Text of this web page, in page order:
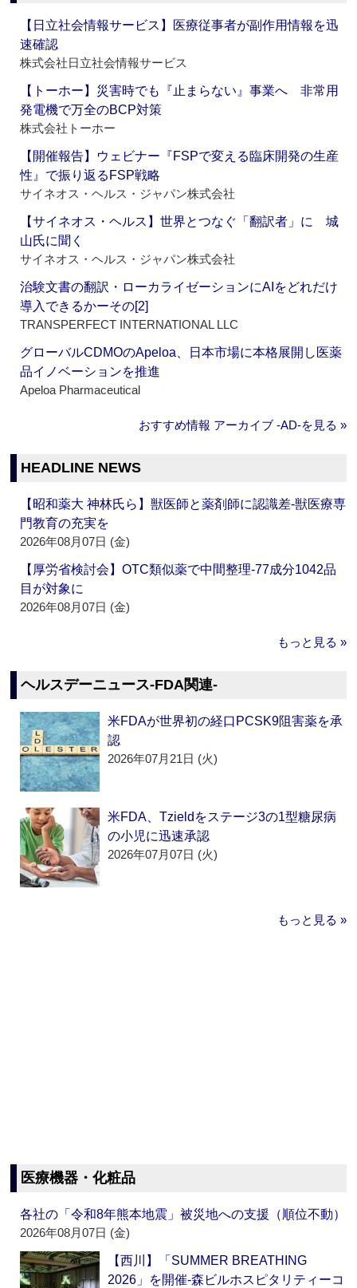
【日立社会情報サービス】医療従事者が副作用情報を迅
速確認
株式会社日立社会情報サービス
【トーホー】災害時でも『止まらない』事業へ 非常用
発電機で万全のBCP対策
株式会社トーホー
【開催報告】ウェビナー『FSPで変える臨床開発の生産
性』で振り返るFSP戦略
サイネオス・ヘルス・ジャパン株式会社
【サイネオス・ヘルス】世界とつなぐ「翻訳者」に 城
山氏に聞く
サイネオス・ヘルス・ジャパン株式会社
治験文書の翻訳・ローカライゼーションにAIをどれだけ
導入できるかーその[2]
TRANSPERFECT INTERNATIONAL LLC
グローバルCDMOのApeloa、日本市場に本格展開し医薬
品イノベーションを推進
Apeloa Pharmaceutical
おすすめ情報 アーカイブ ‐AD‐を見る »
HEADLINE NEWS
【昭和薬大 神林氏ら】獣医師と薬剤師に認識差‐獣医療専
門教育の充実を
2026年08月07日 (金)
【厚労省検討会】OTC類似薬で中間整理‐77成分1042品
目が対象に
2026年08月07日 (金)
もっと見る »
ヘルスデーニュース‐FDA関連‐
米FDAが世界初の経口PCSK9阻害薬を承
認
2026年07月21日 (火)
米FDA、Tzieldをステージ3の1型糖尿病
の小児に迅速承認
2026年07月07日 (火)
もっと見る »
医療機器・化粧品
各社の「令和8年熊本地震」被災地への支援（順位不動）
2026年08月07日 (金)
【西川】「SUMMER BREATHING
2026」を開催‐森ビルホスピタリティーコ